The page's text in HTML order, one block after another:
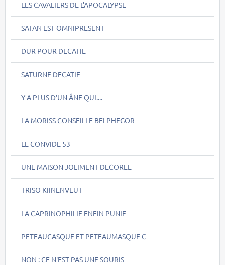
LES CAVALIERS DE L'APOCALYPSE
SATAN EST OMNIPRESENT
DUR POUR DECATIE
SATURNE DECATIE
Y A PLUS D'UN ÂNE QUI....
LA MORISS CONSEILLE BELPHEGOR
LE CONVIDE 53
UNE MAISON JOLIMENT DECOREE
TRISO KIINENVEUT
LA CAPRINOPHILIE ENFIN PUNIE
PETEAUCASQUE ET PETEAUMASQUE C
NON : CE N'EST PAS UNE SOURIS